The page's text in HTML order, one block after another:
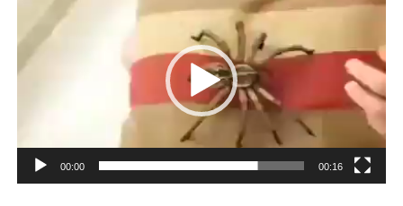
vídeo
00:00 00:16